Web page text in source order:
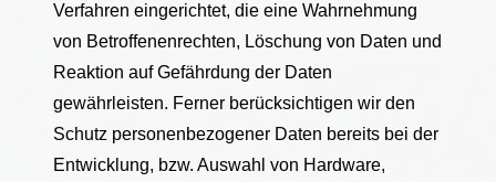
Verfahren eingerichtet, die eine Wahrnehmung
von Betroffenenrechten, Löschung von Daten und
Reaktion auf Gefährdung der Daten
gewährleisten. Ferner berücksichtigen wir den
Schutz personenbezogener Daten bereits bei der
Entwicklung, bzw. Auswahl von Hardware,